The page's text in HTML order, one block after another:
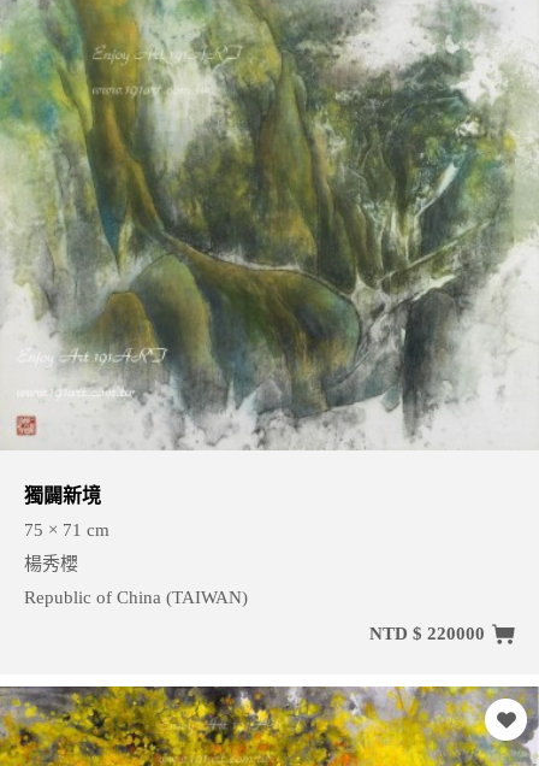
獨闢新境
75 × 71 cm
楊秀櫻
Republic of China (TAIWAN)
NTD $ 220000